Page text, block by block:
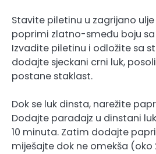
Stavite piletinu u zagrijano
poprimi zlatno-smeđu boju sa
Izvadite piletinu i odložite sa
dodajte sjeckani crni luk,
postane staklast.
Dok se luk dinsta, narežite
Dodajte paradajz u dinstani
10 minuta. Zatim dodajte
miješajte dok ne omekša